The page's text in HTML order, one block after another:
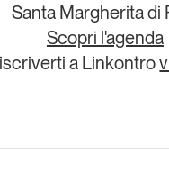
Santa Margherita di
Scopri l'agenda
a Linkontro